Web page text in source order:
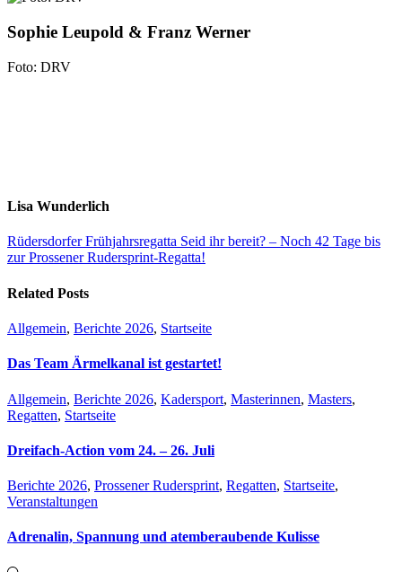
Sophie Leupold & Franz Werner
Foto: DRV
Lisa Wunderlich
Rüdersdorfer Frühjahrsregatta Seid ihr bereit? – Noch 42 Tage bis
zur Prossener Rudersprint-Regatta!
Related Posts
Allgemein, Berichte 2026, Startseite
Das Team Ärmelkanal ist gestartet!
Allgemein, Berichte 2026, Kadersport, Masterinnen, Masters,
Regatten, Startseite
Dreifach-Action vom 24. – 26. Juli
Berichte 2026, Prossener Rudersprint, Regatten, Startseite,
Veranstaltungen
Adrenalin, Spannung und atemberaubende Kulisse